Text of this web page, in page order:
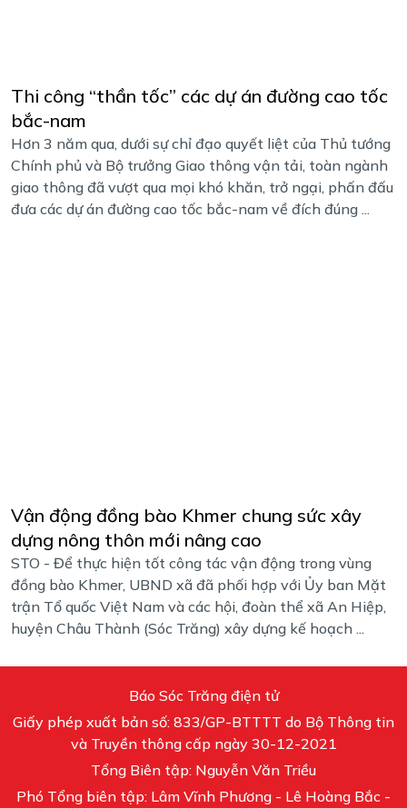
Thi công “thần tốc” các dự án đường cao tốc
bắc-nam
Hơn 3 năm qua, dưới sự chỉ đạo quyết liệt của Thủ tướng
Chính phủ và Bộ trưởng Giao thông vận tải, toàn ngành
giao thông đã vượt qua mọi khó khăn, trở ngại, phấn đấu
đưa các dự án đường cao tốc bắc-nam về đích đúng ...
Vận động đồng bào Khmer chung sức xây
dựng nông thôn mới nâng cao
STO - Để thực hiện tốt công tác vận động trong vùng
đồng bào Khmer, UBND xã đã phối hợp với Ủy ban Mặt
trận Tổ quốc Việt Nam và các hội, đoàn thể xã An Hiệp,
huyện Châu Thành (Sóc Trăng) xây dựng kế hoạch ...
Báo Sóc Trăng điện tử
Giấy phép xuất bản số: 833/GP-BTTTT do Bộ Thông tin
và Truyền thông cấp ngày 30-12-2021
Tổng Biên tập: Nguyễn Văn Triều
Phó Tổng biên tập: Lâm Vĩnh Phương - Lê Hoàng Bắc -